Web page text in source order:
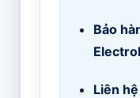
Bảo
Liên